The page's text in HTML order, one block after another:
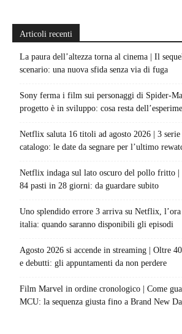
Articoli recenti
La paura dell’altezza torna al cinema | Il
scenario: una nuova sfida senza via di fuga
Sony ferma i film sui personaggi di Spider-
progetto è in sviluppo: cosa resta
Netflix saluta 16 titoli ad agosto 2026 | 3
catalogo: le date da segnare per l’ultimo
Netflix indaga sul lato oscuro del pollo fritto
84 pasti in 28 giorni: da guardare subito
Uno splendido errore 3 arriva su Netflix, l’ora
italia: quando saranno disponibili gli episodi
Agosto 2026 si accende in streaming | Oltre
e debutti: gli appuntamenti da non perdere
Film Marvel in ordine cronologico | Come
MCU: la sequenza giusta fino a Brand New